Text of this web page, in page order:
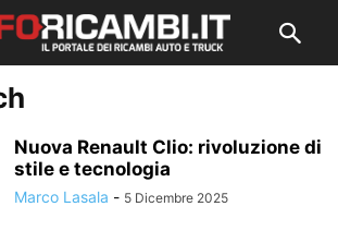
Nuova Renault Clio: rivoluzione di
stile e tecnologia
Marco Lasala - 5 Dicembre 2025